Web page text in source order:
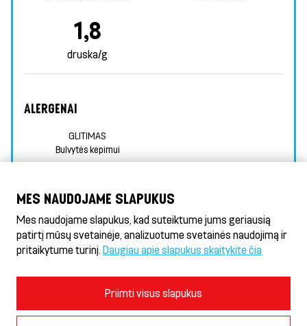
1,8
druska/g
ALERGENAI
GLITIMAS
Bulvytės kepimui
PAPILDOMA INFORMACIJA APIE ALERGENUS
Naudojimosi sąlygos ir privatumo politika
MES NAUDOJAME SLAPUKUS
Mes naudojame slapukus, kad suteiktume jums geriausią
patirtį mūsų svetainėje, analizuotume svetainės naudojimą ir
pritaikytume turinį. Daugiau apie slapukus skaitykite čia
Priimti visus slapukus